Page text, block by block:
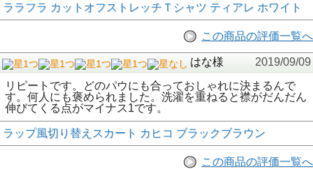
ララフラ カットオフストレッチＴシャツ ティアレ ホワイト
この商品の評価一覧へ
はな様
2019/09/09
リピートです。どのパウにも合っておしゃれに決まるんで
す。何人にも褒められました。洗濯を重ねると襟がだんだん
伸びてくる点がマイナス1です。
ラップ風切り替えスカート カヒコ ブラックブラウン
この商品の評価一覧へ